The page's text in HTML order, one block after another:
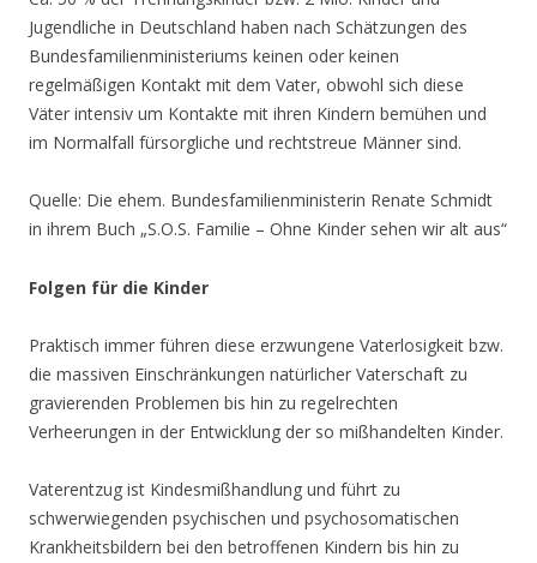
Jugendliche in Deutschland haben nach Schätzungen des
Bundesfamilienministeriums keinen oder keinen
regelmäßigen Kontakt mit dem Vater, obwohl sich diese
Väter intensiv um Kontakte mit ihren Kindern bemühen und
im Normalfall fürsorgliche und rechtstreue Männer sind.
Quelle: Die ehem. Bundesfamilienministerin Renate Schmidt
in ihrem Buch „S.O.S. Familie – Ohne Kinder sehen wir alt aus“
Folgen für die Kinder
Praktisch immer führen diese erzwungene Vaterlosigkeit bzw.
die massiven Einschränkungen natürlicher Vaterschaft zu
gravierenden Problemen bis hin zu regelrechten
Verheerungen in der Entwicklung der so mißhandelten Kinder.
Vaterentzug ist Kindesmißhandlung und führt zu
schwerwiegenden psychischen und psychosomatischen
Krankheitsbildern bei den betroffenen Kindern bis hin zu